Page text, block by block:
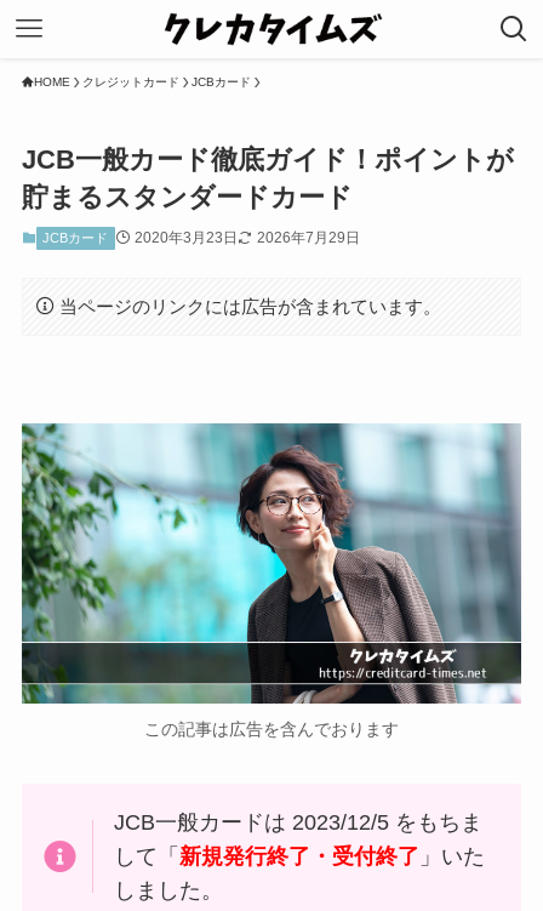
HOME クレジットカード JCBカード
JCB一般カード徹底ガイド！ポイントが
貯まるスタンダードカード
JCBカード 2020年3月23日 2026年7月29日
当ページのリンクには広告が含まれています。
この記事は広告を含んでおります
JCB一般カードは 2023/12/5 をもちま
して「新規発行終了・受付終了 」いた
しました。